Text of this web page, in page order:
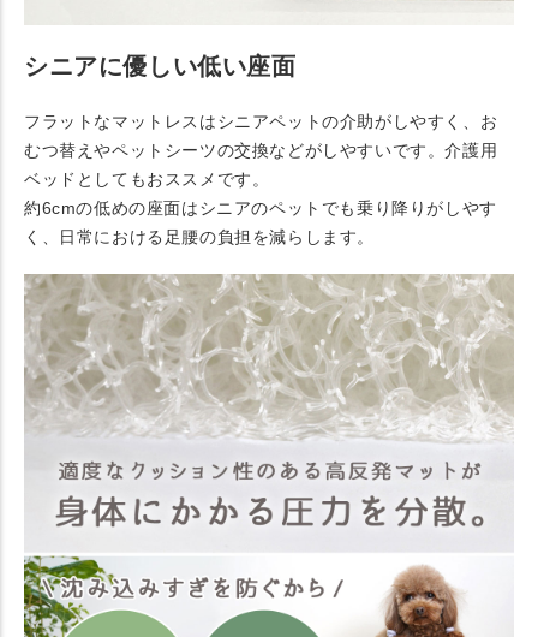
シニアに優しい低い座面
フラットなマットレスはシニアペットの介助がしやすく、お
むつ替えやペットシーツの交換などがしやすいです。介護用
ベッドとしてもおススメです。
約6cmの低めの座面はシニアのペットでも乗り降りがしやす
く、日常における足腰の負担を減らします。